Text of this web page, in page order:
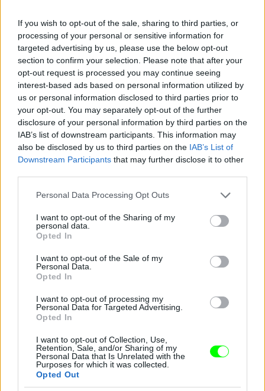
If you wish to opt-out of the sale, sharing to third parties, or
processing of your personal or sensitive information for
targeted advertising by us, please use the below opt-out
section to confirm your selection. Please note that after your
opt-out request is processed you may continue seeing
interest-based ads based on personal information utilized by
us or personal information disclosed to third parties prior to
your opt-out. You may separately opt-out of the further
disclosure of your personal information by third parties on the
IAB’s list of downstream participants. This information may
also be disclosed by us to third parties on the IAB’s List of
Downstream Participants that may further disclose it to other
Please note that this website/app uses one or more Google
not limited to your visit or usage behaviour. You may click to
grant or deny consent to Google and its third-party tags to
use your data for below specified purposes in below Google
consent section.
Personal Data Processing Opt Outs
I want to opt-out of the Sharing of my
personal data.
Opted In
I want to opt-out of the Sale of my
Personal Data.
Opted In
I want to opt-out of processing my
Personal Data for Targeted Advertising.
Opted In
I want to opt-out of Collection, Use,
Retention, Sale, and/or Sharing of my
Personal Data that Is Unrelated with the
Purposes for which it was collected.
Opted Out
Aki amúgy azóta is együtt van Kurt Russellel
Jön még kép!